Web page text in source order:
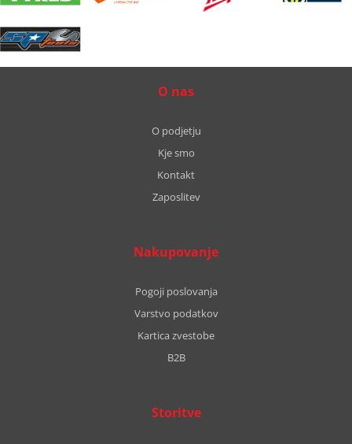
O nas
O podjetju
Kje smo
Kontakt
Zaposlitev
Nakupovanje
Pogoji poslovanja
Varstvo podatkov
Kartica zvestobe
B2B
Storitve